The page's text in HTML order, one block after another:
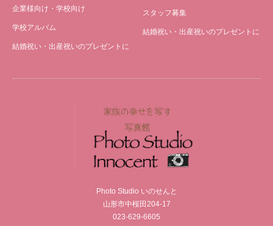
企業様向け・学校向け
学校アルバム
結婚祝い・出産祝いのプレゼントに
スタッフ募集
結婚祝い・出産祝いのプレゼントに
Photo Studio いのせんと
山形市中桜田204-17
023-629-6605